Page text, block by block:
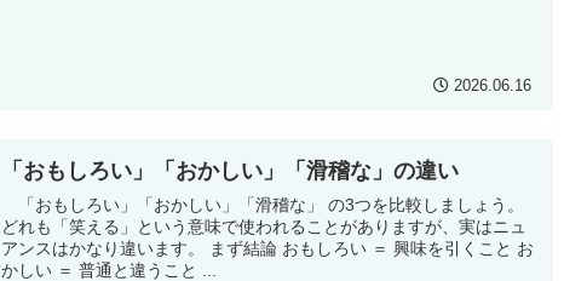
2026.06.16
「おもしろい」「おかしい」「滑稽な」の違い
「おもしろい」「おかしい」「滑稽な」 の3つを比較しましょう。
どれも「笑える」という意味で使われることがありますが、実はニュ
アンスはかなり違います。 まず結論 おもしろい ＝ 興味を引くこと お
かしい ＝ 普通と違うこと ...